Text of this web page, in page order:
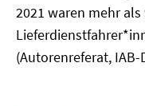
2021 waren mehr
(Autorenreferat, IAB-